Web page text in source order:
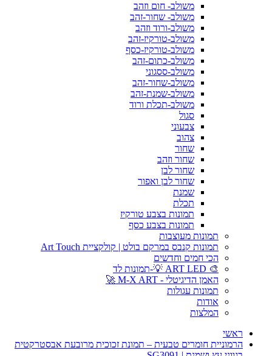
משולב- חום וזהב
משולב- שחור-זהב
משולב-ורוד וזהב
משולב-טורקיז-זהב
משולב-טורקיז-כסף
משולב-כתום-זהב
משולב-ססגוני
משולב-שחור-זהב
משולב-שמנת-זהב
משולב-תכלת ורוד
סגול
צבעוני
צהוב
שחור
שחור וזהב
שחור לבן
שחור לבן ואפור
שמנת
תכלת
תמונות בצבע טורקיז
תמונות בצבע כסף
תמונות מעוצבות
תמונות קנבס במרקם בולט | קולקציית Art Touch
הכי חמים וחדשים
🎨 ART LED 💡-תמונות לד
האמן הדיגיטלי - M-X ART 🚀
תמונות עגולות
אודות
המלצות
ראשי
הרמוניית חומרים טבעית – תמונת זכוכית מרובעת אבסטרקטית